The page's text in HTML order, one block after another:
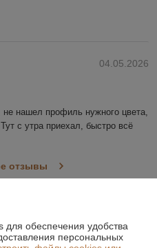
04.05.2026
нашел профиль нужного цвета,
с утра приехал, быстро всё
отзывы
обеспечения удобства
персональных